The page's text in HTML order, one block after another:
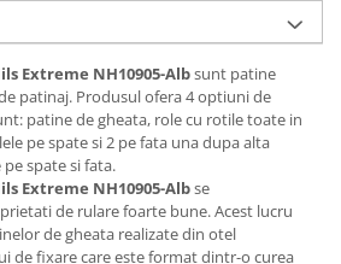
Extreme NH10905-Albsunt patine
patinaj. Produsul ofera 4 optiuni de
patine de gheata, role cu rotile toate in
pe spate si 2 pe fata una dupa alta
spate si fata.
Extreme NH10905-Albse
de rulare foarte bune. Acest lucru
de gheata realizate din otel
de fixare care este format dintr-o curea